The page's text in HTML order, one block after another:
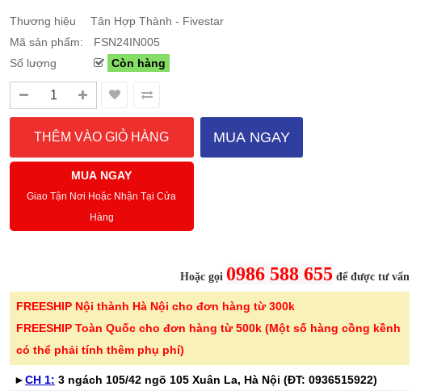
Thương hiệu
Tân Hợp Thành - Fivestar
Mã sản phẩm:
FSN24IN005
Số lượng
Còn hàng
MUA NGAY
MUA NGAY
Giao Tận Nơi Hoặc Nhận Tại Cửa
Hàng
Hoặc gọi 0986 588 655 để được tư vấn
FREESHIP Nội thành Hà Nội cho đơn hàng từ 300k
FREESHIP Toàn Quốc cho đơn hàng từ 500k (Một số hàng cồng kềnh
có thể phải tính thêm phụ phí)
►CH 1: 3 ngách 105/42 ngõ 105 Xuân La, Hà Nội (ĐT: 0936515922)
Sale Mừng Đại Lễ 30/4-01/5: CHÀO HÈ
2026 Siêu giảm tới 40% tại Sanhangre
SANHANGRECăn cứ vào tình hình thời tiết
-46%
Bình nước thủy tinh vân
299.000 ₫
550.000 ₫
-40%
Bếp từ đơn Lumias LK24-
689.000 ₫
1.150.000 ₫